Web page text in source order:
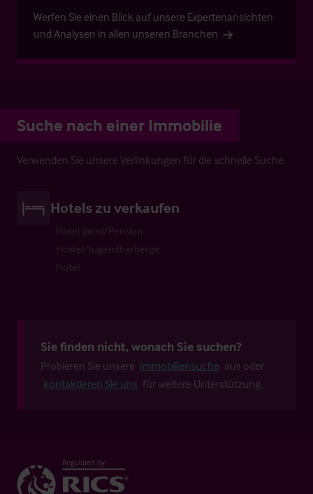
Werfen Sie einen Blick auf unsere Expertenansichten
und Analysen in allen unseren Branchen
Suche nach einer Immobilie
Verwenden Sie unsere Verlinkungen für die schnelle Suche.
Hotels zu verkaufen
Hotel garni/Pension
Hostel/Jugendherberge
Hotel
Sie finden nicht, wonach Sie suchen?
Probieren Sie unsere Immobiliensuche aus oder
kontaktieren Sie uns für weitere Unterstützung.